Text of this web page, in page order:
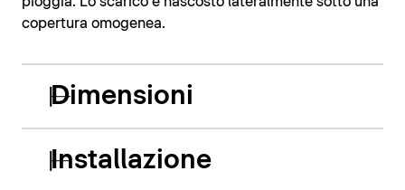
copertura omogenea.
Dimensioni
Installazione